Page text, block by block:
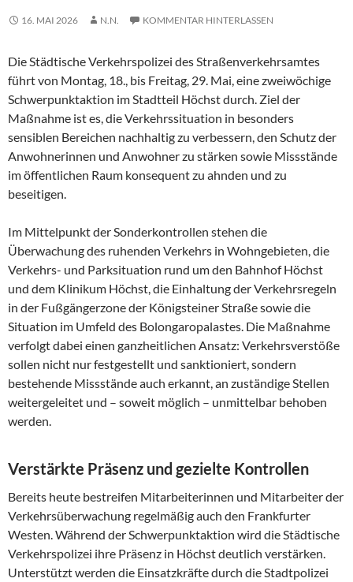
16. MAI 2026 N.N. KOMMENTAR HINTERLASSEN
Die Städtische Verkehrspolizei des Straßenverkehrsamtes
führt von Montag, 18., bis Freitag, 29. Mai, eine zweiwöchige
Schwerpunktaktion im Stadtteil Höchst durch. Ziel der
Maßnahme ist es, die Verkehrssituation in besonders
sensiblen Bereichen nachhaltig zu verbessern, den Schutz der
Anwohnerinnen und Anwohner zu stärken sowie Missstände
im öffentlichen Raum konsequent zu ahnden und zu
beseitigen.
Im Mittelpunkt der Sonderkontrollen stehen die
Überwachung des ruhenden Verkehrs in Wohngebieten, die
Verkehrs- und Parksituation rund um den Bahnhof Höchst
und dem Klinikum Höchst, die Einhaltung der Verkehrsregeln
in der Fußgängerzone der Königsteiner Straße sowie die
Situation im Umfeld des Bolongaropalastes. Die Maßnahme
verfolgt dabei einen ganzheitlichen Ansatz: Verkehrsverstöße
sollen nicht nur festgestellt und sanktioniert, sondern
bestehende Missstände auch erkannt, an zuständige Stellen
weitergeleitet und – soweit möglich – unmittelbar behoben
werden.
Verstärkte Präsenz und gezielte Kontrollen
Bereits heute bestreifen Mitarbeiterinnen und Mitarbeiter der
Verkehrsüberwachung regelmäßig auch den Frankfurter
Westen. Während der Schwerpunktaktion wird die Städtische
Verkehrspolizei ihre Präsenz in Höchst deutlich verstärken.
Unterstützt werden die Einsatzkräfte durch die Stadtpolizei